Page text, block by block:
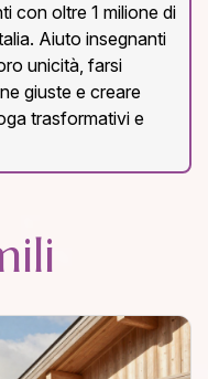
con oltre 1 milione di
Aiuto insegnanti
unicità, farsi
giuste e creare
trasformativi e